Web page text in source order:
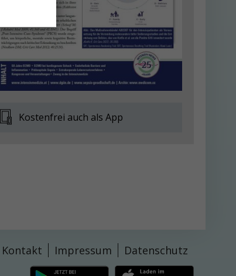
Kostenfrei auch als App
Kontakt Impressum Datenschutz